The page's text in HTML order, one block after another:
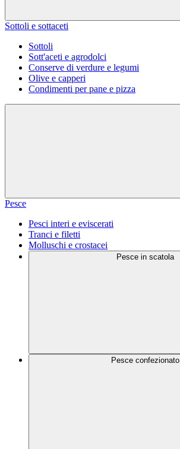
Sottoli e sottaceti
Sottoli
Sott'aceti e agrodolci
Conserve di verdure e legumi
Olive e capperi
Condimenti per pane e pizza
Pesce
Pesci interi e eviscerati
Tranci e filetti
Molluschi e crostacei
Pesce in scatola
Pesce confezionato